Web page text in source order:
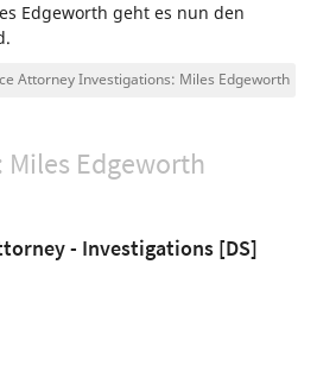
Edgeworth geht es nun den
Attorney Investigations: Miles Edgeworth
Edgeworth
- Investigations [DS]